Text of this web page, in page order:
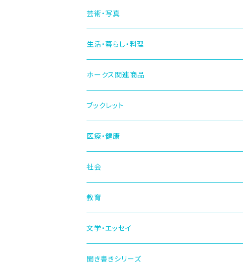
芸術・写真
生活・暮らし・料理
ホークス関連商品
ブックレット
医療・健康
社会
教育
文学・エッセイ
聞き書きシリーズ